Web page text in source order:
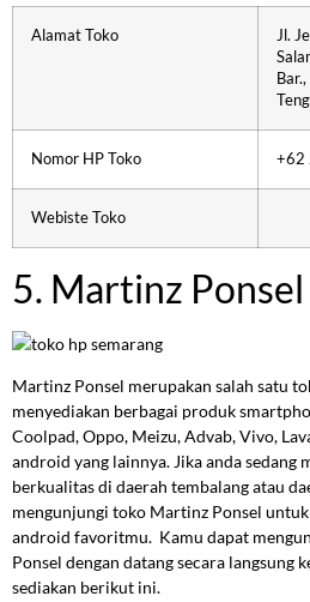
Alamat Toko
Jl.
Nomor HP Toko +62
Webiste Toko
5. Martinz Ponsel
Martinz Ponsel merupakan salah satu
menyediakan berbagai produk
Coolpad, Oppo, Meizu, Advab, Vivo,
android yang lainnya. Jika anda sedang
berkualitas di daerah tembalang atau
mengunjungi toko Martinz Ponsel
android favoritmu. Kamu dapat
Ponsel dengan datang secara langsung
sediakan berikut ini.